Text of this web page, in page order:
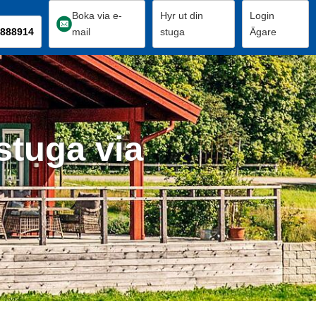
Boka via e-
mail
Hyr ut din
stuga
Login
Ägare
via